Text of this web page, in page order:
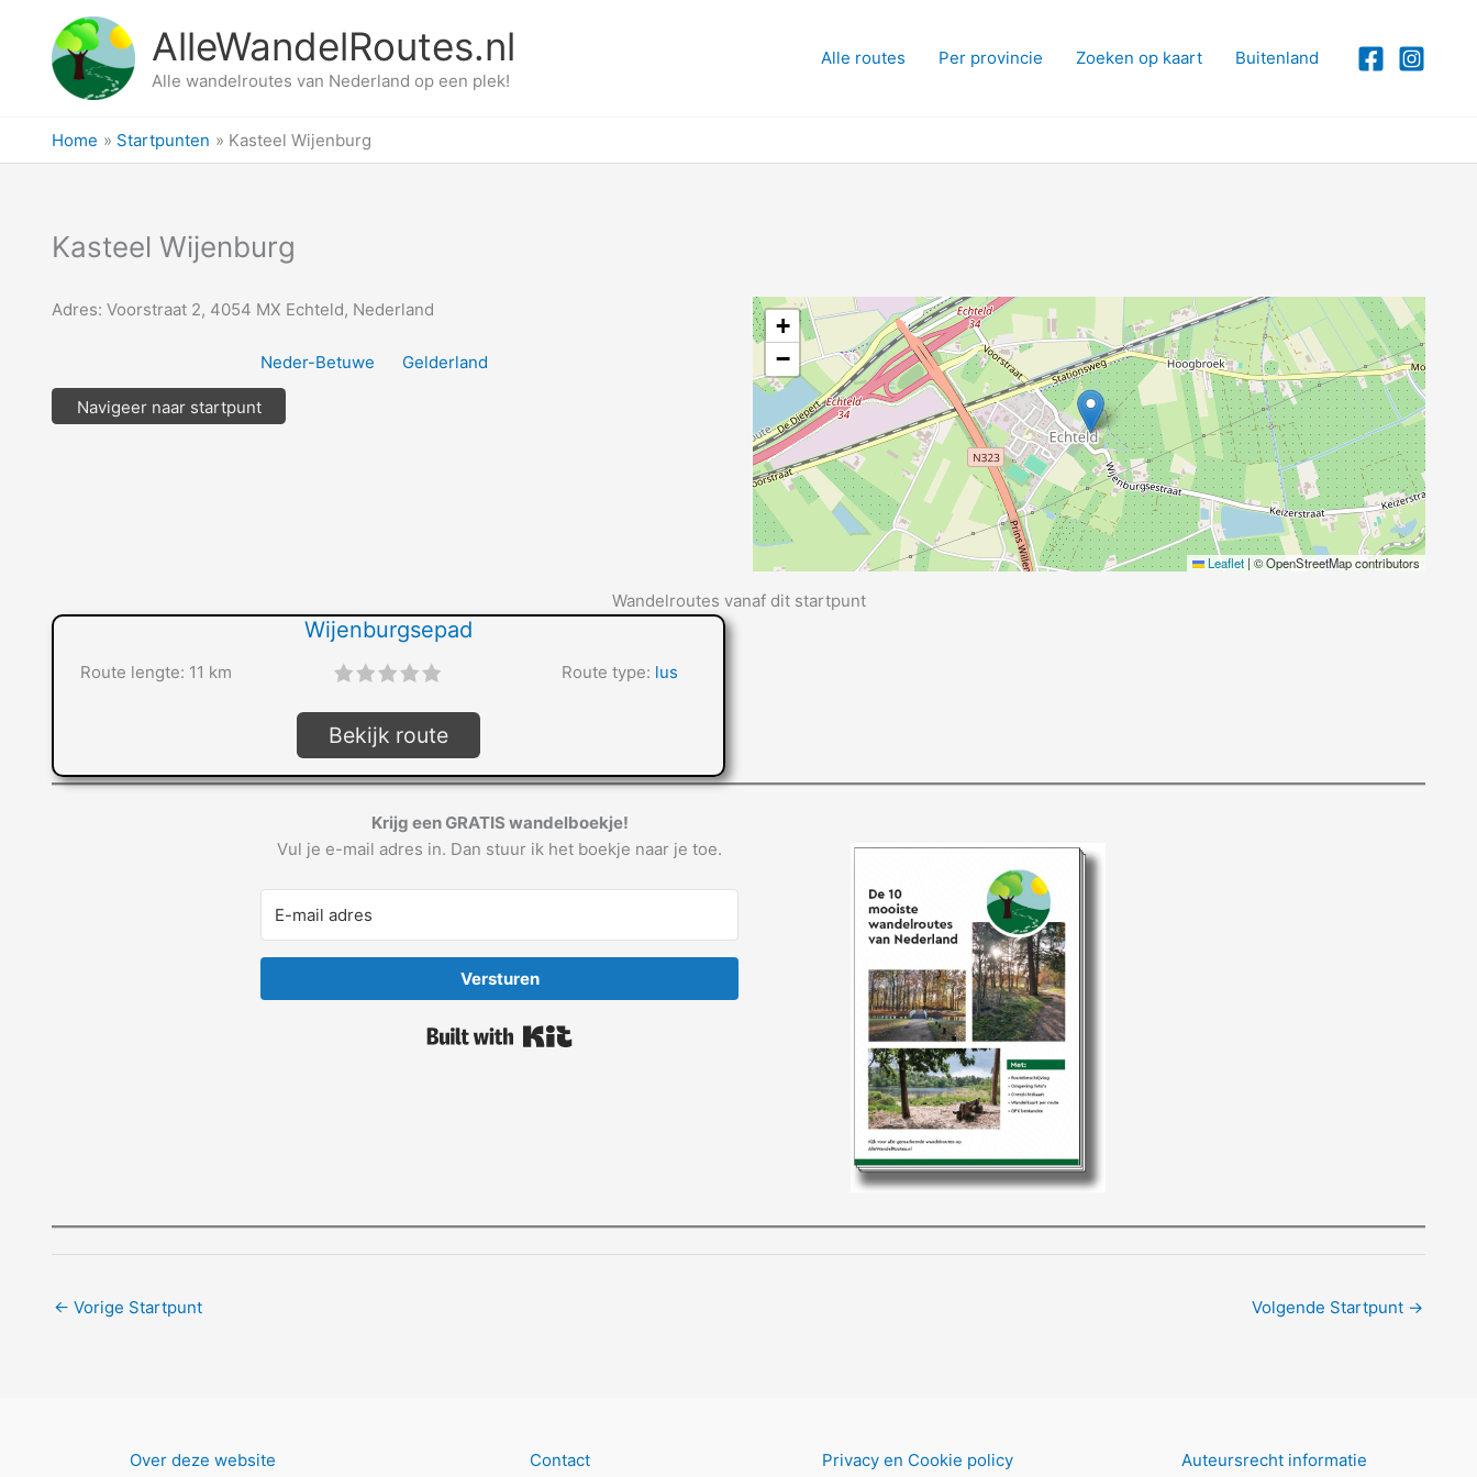
AlleWandelRoutes.nl
Alle wandelroutes van Nederland op een plek!
Alle routes Per provincie Zoeken op kaart Buitenland
Home Startpunten Kasteel Wijenburg
Kasteel Wijenburg
Adres: Voorstraat 2, 4054 MX Echteld, Nederland
Neder-Betuwe Gelderland
Navigeer naar startpunt
+
−
Leaflet | © OpenStreetMap contributors
Wandelroutes vanaf dit startpunt
Wijenburgsepad
Route lengte: 11 km Route type: lus
Bekijk route
Krijg een GRATIS wandelboekje!
Vul je e-mail adres in. Dan stuur ik het boekje naar je toe.
Versturen
← Vorige Startpunt Volgende Startpunt →
Over deze website Contact Privacy en Cookie policy Auteursrecht informatie